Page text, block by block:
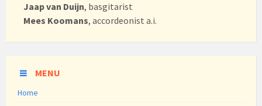
Jaap van Duijn, basgitarist
Mees Koomans, accordeonist a.i.
MENU
Home